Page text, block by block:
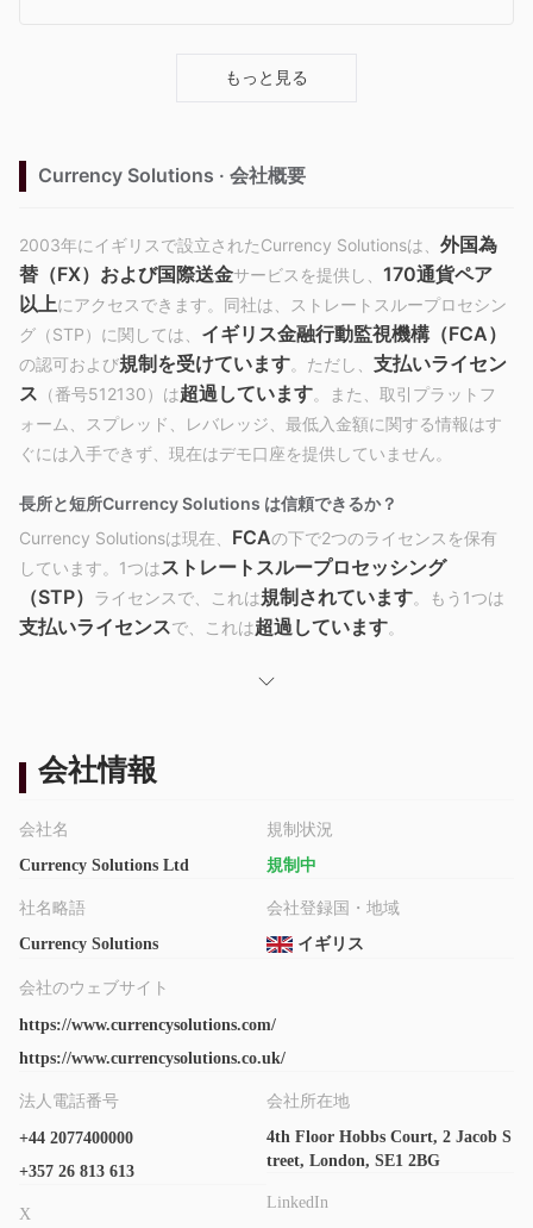
もっと見る
Currency Solutions · 会社概要
2003年にイギリスで設立されたCurrency Solutionsは、 外国為
替（FX）および国際送金サービスを提供し、 170通貨ペア
以上にアクセスできます。同社は、ストレートスループロセシン
グ（STP）に関しては、 イギリス金融行動監視機構（FCA）
の認可および規制を受けています。ただし、 支払いライセン
ス （番号512130）は超過しています。また、取引プラットフ
ォーム、スプレッド、レバレッジ、最低入金額に関する情報はす
ぐには入手できず、現在はデモ口座を提供していません。
長所と短所Currency Solutions は信頼できるか？
Currency Solutionsは現在、 FCAの下で2つのライセンスを保有
しています。1つはストレートスループロセッシング
（STP）
ライセンスで、これは規制されています。もう1つは
支払いライセンスで、これは超過しています。
入金と出金
Currency Solutionsは
VisaおよびMastercardデビットカー
ド
銀行振込を通じた支払い方法をサポートしています。
会社情報
会社名
Currency Solutions Ltd
社名略語
Currency Solutions
規制状況
規制中
会社登録国・地域
イギリス
会社のウェブサイト
https://www.currencysolutions.com/
https://www.currencysolutions.co.uk/
法人電話番号
+44 2077400000
+357 26 813 613
X
会社所在地
4th Floor Hobbs Court, 2 Jacob S
treet, London, SE1 2BG
LinkedIn